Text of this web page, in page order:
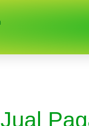
Jual